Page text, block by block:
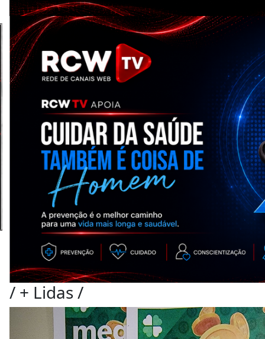
/ + Lidas/